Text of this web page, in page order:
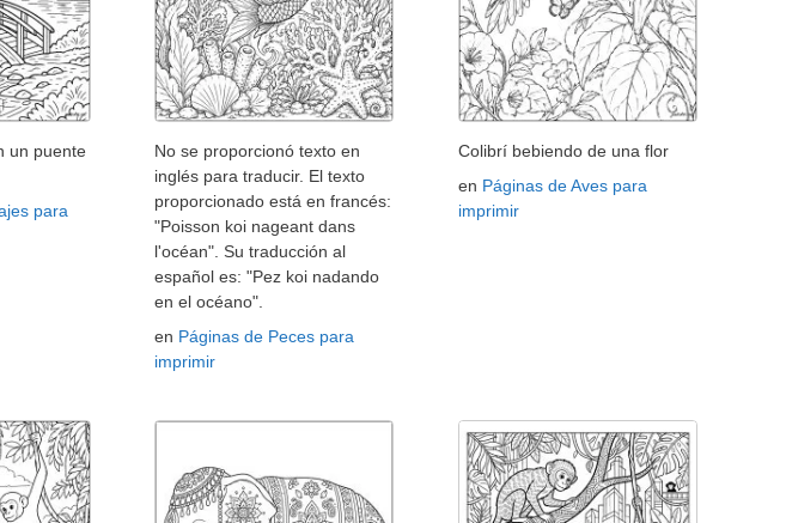
un puente
para
No se proporcionó texto en
inglés para traducir. El texto
proporcionado está en francés:
"Poisson koi nageant dans
l'océan". Su traducción al
español es: "Pez koi nadando
en el océano".
en Páginas de Peces para
imprimir
Colibrí bebiendo de una flor
en Páginas de Aves para
imprimir